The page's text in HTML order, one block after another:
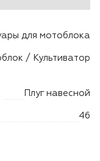
для мотоблока
/ Культиватор
Плуг навесной
46